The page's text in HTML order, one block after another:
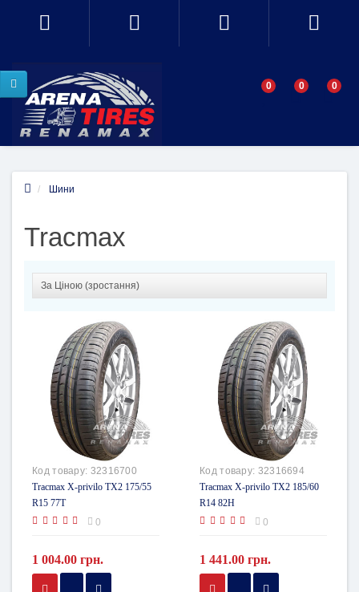
0 0 0
Шини
Tracmax
Код товару: 32316700
Tracmax X-privilo TX2 175/55
R15 77T
0
1 004.00 грн.
Код товару: 32316694
Tracmax X-privilo TX2 185/60
R14 82H
0
1 441.00 грн.